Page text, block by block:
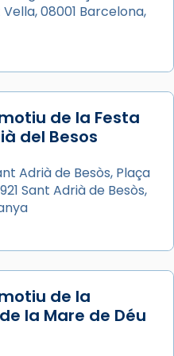
la visita apostòlica
i als
el cardenal Joan
la missa i l’ha
de Barcelona,
i
08001 Barcelona,
de la Festa
del Besos
Adrià de Besòs, Plaça
Sant Adrià de Besòs,
de la
la Mare de Déu